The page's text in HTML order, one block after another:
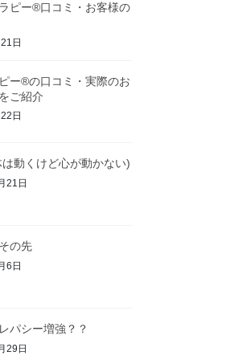
ラピー®︎口コミ・お客様の
日
ー®︎の口コミ・実際のお
ご紹介
日
動くけど心が動かない)
21日
の先
6日
パシー増強？？
29日